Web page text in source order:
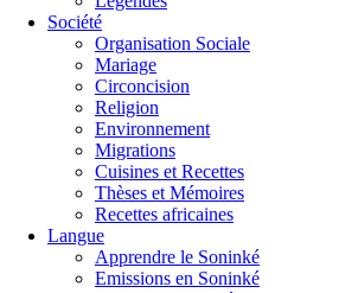
Société
Organisation Sociale
Mariage
Circoncision
Religion
Environnement
Migrations
Cuisines et Recettes
Thèses et Mémoires
Recettes africaines
Langue
Apprendre le Soninké
Emissions en Soninké